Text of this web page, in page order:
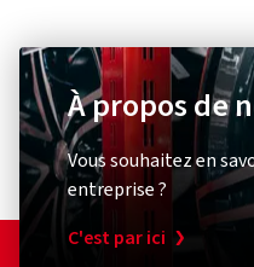
AdBlue
Team
AdBlue 10 Liter
À propos de
Vous souhaitez en
entreprise ?
C'est par ici